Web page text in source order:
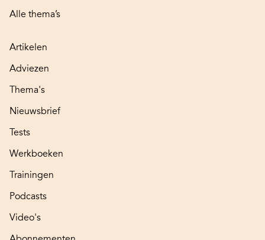
Alle thema’s
Artikelen
Adviezen
Thema's
Nieuwsbrief
Tests
Werkboeken
Trainingen
Podcasts
Video's